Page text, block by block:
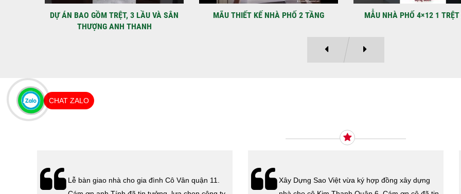
Địa
Kỳ
DỰ ÁN BAO GỒM TRỆT, 3 LẦU VÀ SÂN
THƯỢNG ANH THANH
MÃU THIẾT KẾ NHÀ PHỐ 2 TẦNG MẪU NHÀ PHỐ 4×12 1
Lễ bàn giao nhà cho gia đình Cô Vân quận 11.
Xây Dựng Sao Việt vừa ký hợp đồng xây dựng
CHAT ZALO